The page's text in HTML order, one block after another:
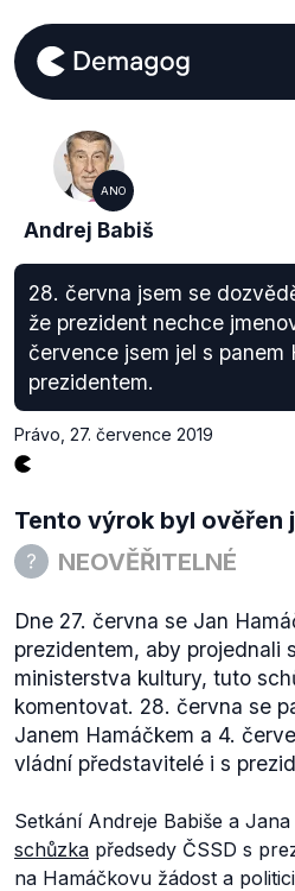
ANO
Andrej Babiš
28. června jsem se
že prezident nechce
července jsem jel s panem
prezidentem.
Právo 27. července 2019
Tento výrok byl ověřen
NEOVĚŘITELNÉ
Dne 27. června se Jan
prezidentem, aby projednali
ministerstva kultury, tuto
komentovat. 28. června se
Janem Hamáčkem a 4.
vládní představitelé i s
Setkání Andreje Babiše a
schůzka předsedy ČSSD s
na Hamáčkovu žádost a